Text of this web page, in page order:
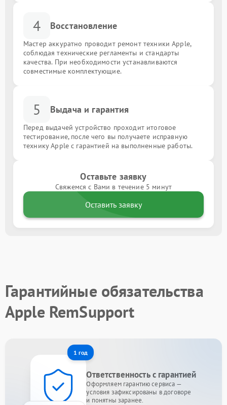
4 Восстановление
Мастер аккуратно проводит ремонт техники Apple,
соблюдая технические регламенты и стандарты
качества. При необходимости устанавливаются
совместимые комплектующие.
5 Выдача и гарантия
Перед выдачей устройство проходит итоговое
тестирование, после чего вы получаете исправную
технику Apple с гарантией на выполненные работы.
Оставьте заявку
Свяжемся с Вами в течение 5 минут
Оставить заявку
Гарантийные обязательства
Apple RemSupport
1 год
Ответственность с гарантией
Оформляем гарантию сервиса —
условия зафиксированы в договоре
и понятны заранее.